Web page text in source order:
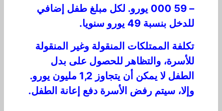
– 59 000 يورو. لكل مبلغ طفل إضافي
للدخل بنسبة 49 يورو سنويا.
تكلفة الممتلكات المنقولة وغير المنقولة
للأسرة، والتظاهر للحصول على بدل
الطفل لا يمكن أن يتجاوز 1,2 مليون يورو.
وإلا، سيتم رفض الأسرة دفع إعانة الطفل.